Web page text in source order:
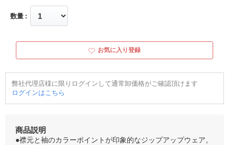
数量
お気に入り登録
弊社代理店様に限りログインして通常卸価格がご確認頂けます
ログインはこちら
商品説明
●襟元と袖のカラーポイントが印象的なジップアップウェア。